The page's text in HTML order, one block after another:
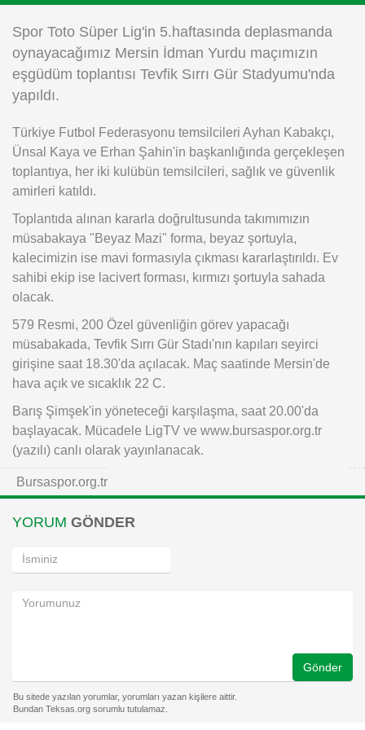
Instagram
Android
Spor Toto Süper Lig'in 5.haftasında deplasmanda
oynayacağımız Mersin İdman Yurdu maçımızın
eşgüdüm toplantısı Tevfik Sırrı Gür Stadyumu'nda
yapıldı.
Türkiye Futbol Federasyonu temsilcileri Ayhan Kabakçı,
Ünsal Kaya ve Erhan Şahin'in başkanlığında gerçekleşen
toplantıya, her iki kulübün temsilcileri, sağlık ve güvenlik
amirleri katıldı.
Toplantıda alınan kararla doğrultusunda takımımızın
müsabakaya "Beyaz Mazi" forma, beyaz şortuyla,
kalecimizin ise mavi formasıyla çıkması kararlaştırıldı. Ev
sahibi ekip ise lacivert forması, kırmızı şortuyla sahada
olacak.
579 Resmi, 200 Özel güvenliğin görev yapacağı
müsabakada, Tevfik Sırrı Gür Stadı'nın kapıları seyirci
girişine saat 18.30'da açılacak. Maç saatinde Mersin'de
hava açık ve sıcaklık 22 C.
Barış Şimşek'in yöneteceği karşılaşma, saat 20.00'da
başlayacak. Mücadele LigTV ve www.bursaspor.org.tr
(yazılı) canlı olarak yayınlanacak.
Bursaspor.org.tr
YORUM GÖNDER
Gönder